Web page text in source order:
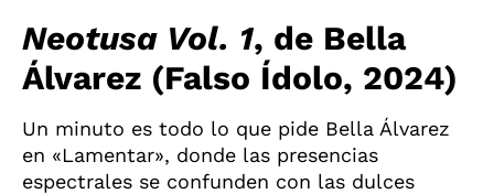
Neotusa Vol. 1, de Bella
Álvarez (Falso Ídolo, 2024)
Un minuto es todo lo que pide Bella Álvarez
en «Lamentar», donde las presencias
espectrales se confunden con las dulces